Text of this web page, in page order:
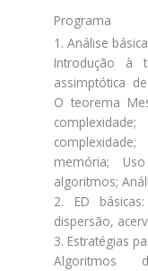
Programa
1. Análise básica
Introdução à
assimptótica
O teorema
memória;
algoritmos;
2. ED
dispersão,
3. Estratégias
Algoritmos